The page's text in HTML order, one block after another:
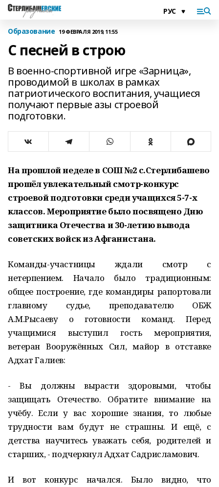
Образование 19 ФЕВРАЛЯ 2019, 11:55
С песней в строю
В военно-спортивной игре «Зарница»,
проводимой в школах в рамках
патриотического воспитания, учащиеся
получают первые азы строевой
подготовки.
На прошлой неделе в СОШ №2 с.Стерлибашево
прошёл увлекательный смотр-конкурс
строевой подготовки среди учащихся 5-7-х
классов. Мероприятие было посвящено Дню
защитника Отечества и 30-летию вывода
советских войск из Афганистана.
Команды-участницы ждали смотр с
нетерпением. Начало было традиционным:
общее построение, где командиры рапортовали
главному судье, преподавателю ОБЖ
А.М.Рысаеву о готовности команд. Перед
учащимися выступил гость мероприятия,
ветеран Вооружённых Сил, майор в отставке
Адхат Галиев:
- Вы должны вырасти здоровыми, чтобы
защищать Отечество. Обратите внимание на
учёбу. Если у вас хорошие знания, то любые
трудности вам будут не страшны. И ещё, с
детства научитесь уважать себя, родителей и
старших, - подчеркнул Адхат Садрисламович.
И вот конкурс начался. Было видно, что